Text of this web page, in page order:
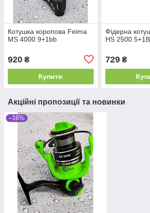
Котушка коропова Feima
MS 4000 9+1bb
920 ₴
Купити
Фідерна
HS 2500
729₴
Акційні пропозиції та новинки
–16%